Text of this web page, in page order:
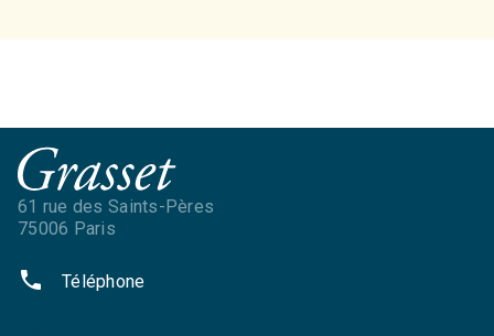
61 rue des Saints-Pères
75006 Paris
phone Téléphone